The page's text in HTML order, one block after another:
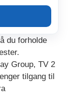
du forholde
Group, TV 2
tilgang til